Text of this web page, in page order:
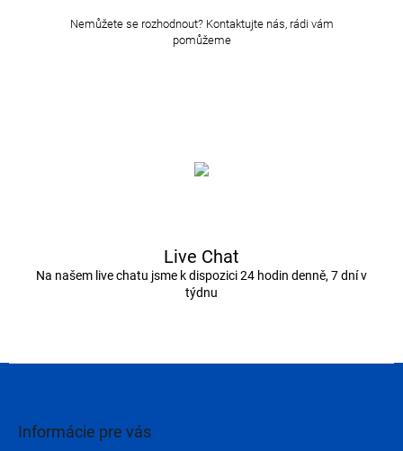
Nemůžete se rozhodnout? Kontaktujte nás, rádi vám
pomůžeme
Live Chat
Na našem live chatu jsme k dispozici 24 hodin denně, 7 dní v
týdnu
Informácie pre vás